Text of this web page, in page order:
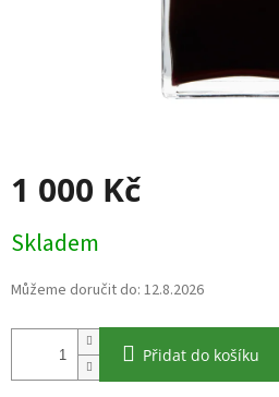
1 000 Kč
cena:
Skladem
Můžeme doručit do: 12.8.2026
Přidat do košíku